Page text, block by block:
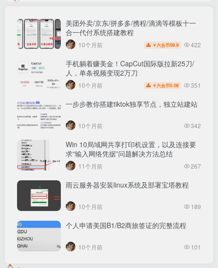
选择个人所得税app登录
点击“我要办税”中选择“证明开具”
美团外卖/京东/拼多多/携程/滴滴等模板十一
合一代付系统搭建教程
10个月前 ￥六合币59.9 422
手机躺着赚美金！CapCut国际版拉新25刀/
人，单条视频变现2万刀
10个月前 ￥六合币0.08 351
一步步教你搭建tiktok独享节点，独立站建站
10个月前 342
Win 10局域网共享打印机设置，以及连接要
求“输入网络凭据”问题解决方法总结
11个月前 267
雨云服务器安装linux系统及部署宝塔教程
10个月前 189
个人申请美国B1/B2商旅签证的完整流程
10个月前 101